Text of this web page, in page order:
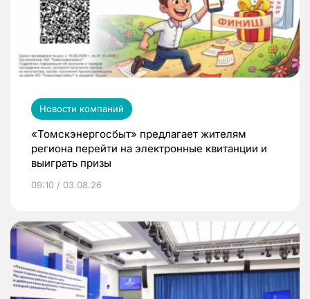
Новости компаний
«Томскэнергосбыт» предлагает жителям
региона перейти на электронные квитанции и
выиграть призы
09:10 / 03.08.26